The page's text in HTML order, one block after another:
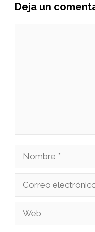
Deja un
Nombre
Correo
Web